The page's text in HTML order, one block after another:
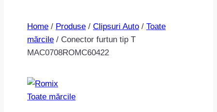
Home / Produse / Clipsuri Auto / Toate
mărcile / Conector furtun tip T
MAC0708ROMC60422
Toate mărcile